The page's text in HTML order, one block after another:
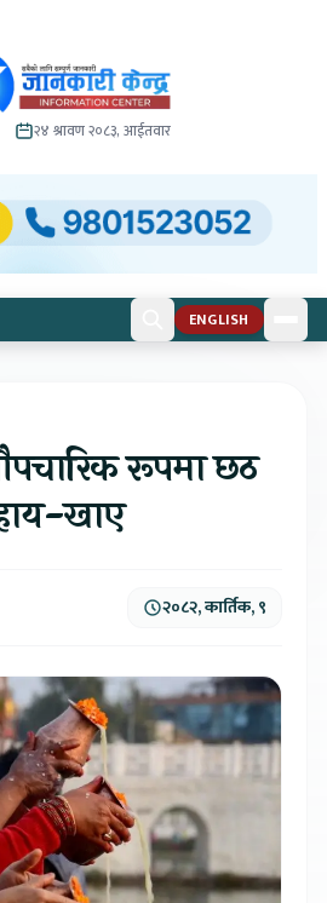
२४ श्रावण २०८३, आईतवार
ENGLISH
रूपमा छठ
खाए
२०८२, कार्तिक, ९